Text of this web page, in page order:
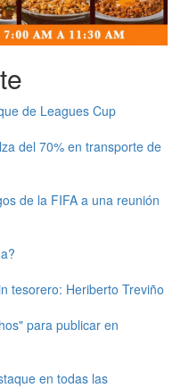
de Leagues Cup
del 70% en transporte de
de la FIFA a una reunión
tesorero: Heriberto Treviño
para publicar en
en todas las